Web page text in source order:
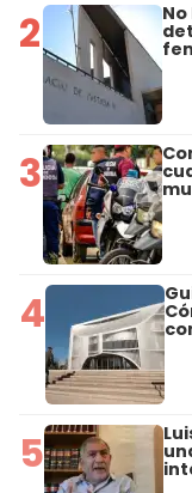
2
3
4
5